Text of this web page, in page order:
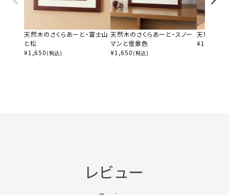
天然木のさくらあーと・富士山
と松
¥1,650 (税込)
天然木のさくらあーと・スノー
マンと雪景色
¥1,650 (税込)
天然木のさ
¥1,650
レビュー